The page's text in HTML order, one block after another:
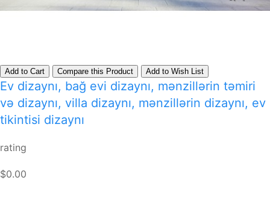
Add to Cart Compare this Product Add to Wish List
Ev dizaynı, bağ evi dizaynı, mənzillərin təmiri
və dizaynı, villa dizaynı, mənzillərin dizaynı, ev
tikintisi dizaynı
rating
$0.00